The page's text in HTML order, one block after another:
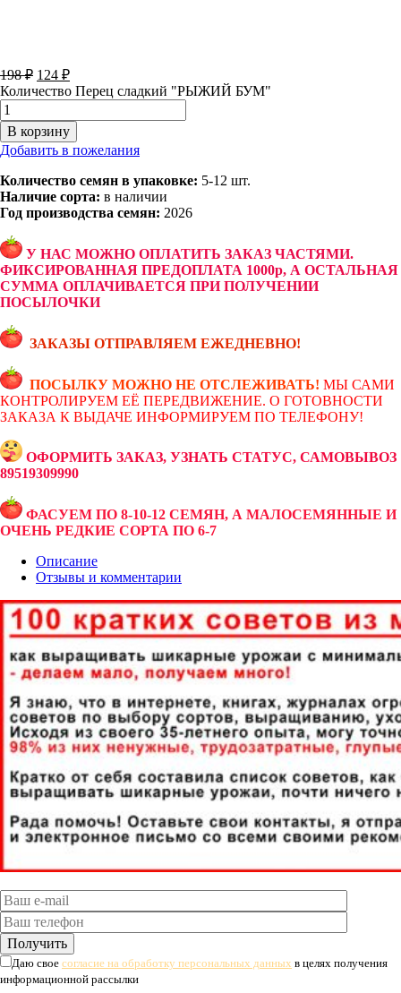
198₽ 124 ₽
Количество Перец сладкий "РЫЖИЙ БУМ"
В корзину
Добавить в пожелания
Количество семян в упаковке: 5-12 шт.
Наличие сорта: в наличии
Год производства семян: 2026
У НАС МОЖНО ОПЛАТИТЬ ЗАКАЗ ЧАСТЯМИ.
ФИКСИРОВАННАЯ ПРЕДОПЛАТА 1000р, А ОСТАЛЬНАЯ
СУММА ОПЛАЧИВАЕТСЯ ПРИ ПОЛУЧЕНИИ
ПОСЫЛОЧКИ
ЗАКАЗЫ ОТПРАВЛЯЕМ ЕЖЕДНЕВНО!
ПОСЫЛКУ МОЖНО НЕ ОТСЛЕЖИВАТЬ! МЫ САМИ
КОНТРОЛИРУЕМ ЕЁ ПЕРЕДВИЖЕНИЕ. О ГОТОВНОСТИ
ЗАКАЗА К ВЫДАЧЕ ИНФОРМИРУЕМ ПО ТЕЛЕФОНУ!
ОФОРМИТЬ ЗАКАЗ, УЗНАТЬ СТАТУС, САМОВЫВОЗ
89519309990
ФАСУЕМ ПО 8-10-12 СЕМЯН, А МАЛОСЕМЯННЫЕ И
ОЧЕНЬ РЕДКИЕ СОРТА ПО 6-7
Описание
Отзывы и комментарии
Даю свое согласие на обработку персональных данных в целях получения
информационной рассылки